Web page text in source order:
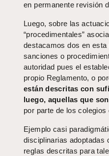
en permanente revisión
Luego, sobre las
“procedimentales”
destacamos dos en
sanciones o
autoridad pues el
propio Reglamento, o
están descritas con
luego, aquellas que
por parte de los
Ejemplo casi
disciplinarias adoptadas
reglas descritas para